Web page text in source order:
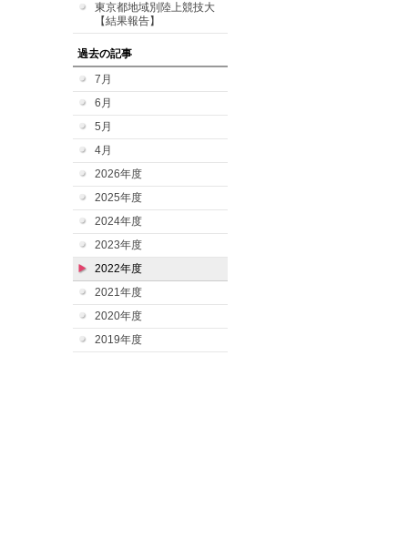
東京都地域別陸上競技大
【結果報告】
過去の記事
7月
6月
5月
4月
2026年度
2025年度
2024年度
2023年度
2022年度
2021年度
2020年度
2019年度